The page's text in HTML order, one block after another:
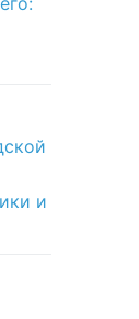
и